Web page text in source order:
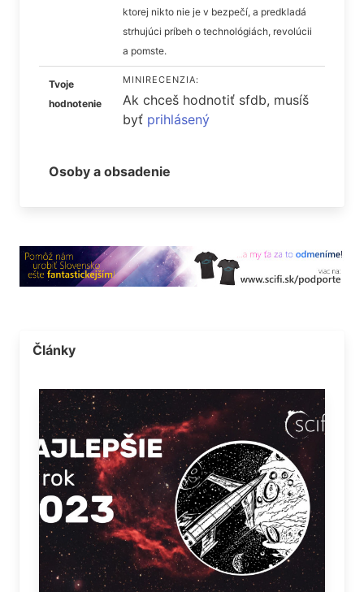
ktorej nikto nie je v bezpečí, a predkladá
strhujúci príbeh o technológiách, revolúcii
a pomste.
Tvoje
hodnotenie
MINIRECENZIA:
Ak chceš hodnotiť sfdb, musíš
byť prihlásený
Osoby a obsadenie
Články